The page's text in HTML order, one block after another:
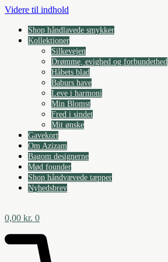
Videre til indhold
Shop håndlavede smykker
Kollektioner
Silkevejen
Drømme, evighed og forbundethed
Håbets blad
Baburs have
Leve i harmoni
Min Blomst
Fred i sindet
Mit ønske
Gavekort
Om Azizam
Bagom designerne
Mød founder
Shop håndvævede tæpper
Nyhedsbrev
0,00 kr. 0